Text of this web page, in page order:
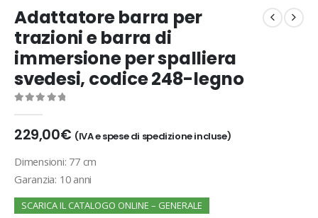
Adattatore barra per
trazioni e barra di
immersione per spalliera
svedesi, codice 248-legno
229,00€ (IVA e spese di spedizione incluse)
Dimensioni: 77 cm
Garanzia: 10 anni
SCARICA IL CATALOGO ONLINE – GENERALE